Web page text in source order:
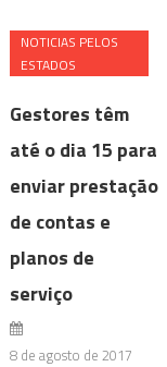
NOTICIAS PELOS
ESTADOS
Gestores têm
até o dia 15 para
enviar prestação
de contas e
planos de
serviço
8 de agosto de 2017